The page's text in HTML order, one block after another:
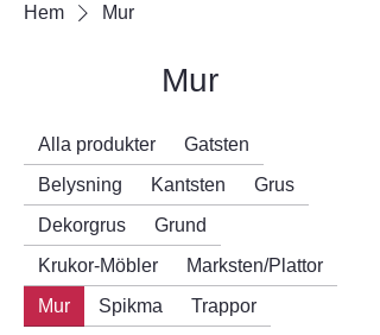
Hem Mur
Mur
Alla produkter
Gatsten
Belysning
Kantsten
Grus
Dekorgrus
Grund
Krukor-Möbler
Marksten/Plattor
Mur
Spikma
Trappor